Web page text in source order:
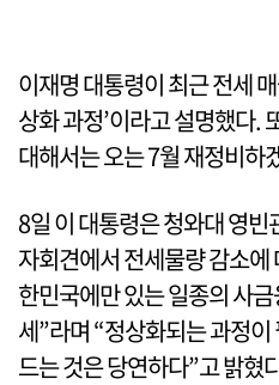
이재명 대통령이 최근 전세
상화 과정’이라고 설명했다.
대해서는 오는 7월 재정비하
8일 이 대통령은 청와대 영
자회견에서 전세물량 감소
한민국에만 있는 일종의 사
세”라며 “정상화되는 과정
드는 것은 당연하다”고 밝혔